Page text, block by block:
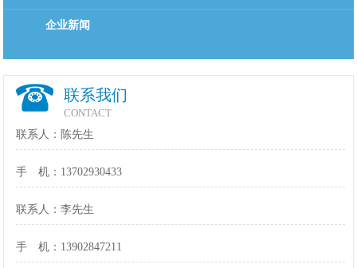
企业新闻
联系我们
CONTACT
联系人：陈先生
手 机：13702930433
联系人：李先生
手 机：13902847211